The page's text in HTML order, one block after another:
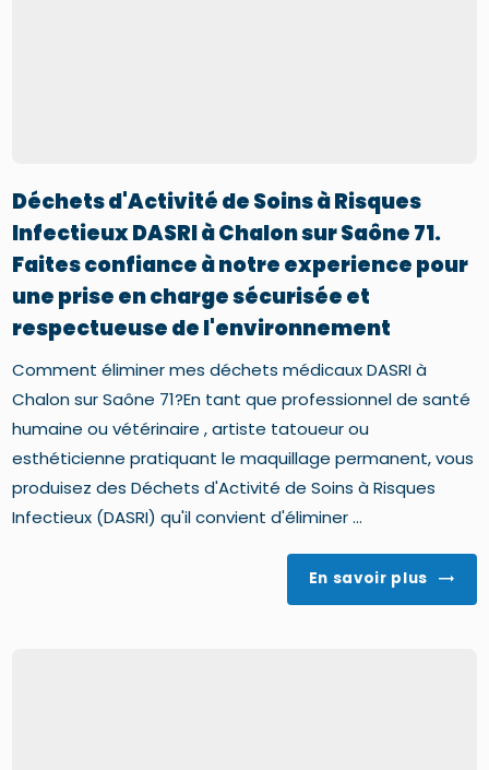
Déchets d'Activité de Soins à Risques
Infectieux DASRI à Chalon sur Saône 71.
Faites confiance à notre experience pour
une prise en charge sécurisée et
respectueuse de l'environnement
Comment éliminer mes déchets médicaux DASRI à
Chalon sur Saône 71?En tant que professionnel de santé
humaine ou vétérinaire , artiste tatoueur ou
esthéticienne pratiquant le maquillage permanent, vous
produisez des Déchets d'Activité de Soins à Risques
Infectieux (DASRI) qu'il convient d'éliminer ...
En savoir plus